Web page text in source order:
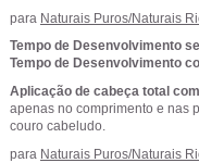
para Naturais Puros/Naturais
Tempo de Desenvolvimento
Tempo de Desenvolvimento
Aplicação de cabeça total
apenas no comprimento e nas
couro cabeludo.
para Naturais Puros/Naturais